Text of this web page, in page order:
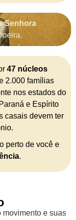
Senhora
47 núcleos
2.000 famílias
nos estados do
e Espírito
casais devem ter
perto de você e
.
e suas